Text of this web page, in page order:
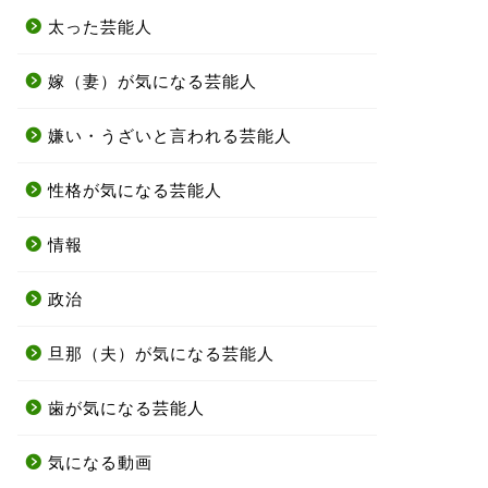
太った芸能人
嫁（妻）が気になる芸能人
嫌い・うざいと言われる芸能人
性格が気になる芸能人
情報
政治
旦那（夫）が気になる芸能人
歯が気になる芸能人
気になる動画